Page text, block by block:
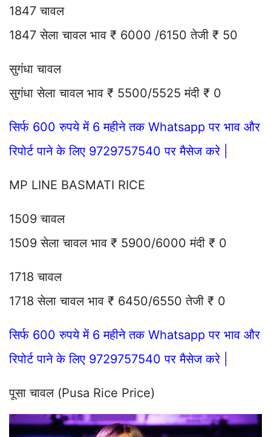
1847 चावल
1847 सेला चावल भाव ₹ 6000 /6150 तेजी ₹ 50
सुगंधा चावल
सुगंधा सेला चावल भाव ₹ 5500/5525 मंदी ₹ 0
सिर्फ 600 रुपये में 6 महीने तक Whatsapp पर भाव और
रिपोर्ट पाने के लिए 9729757540 पर मैसेज करे |
MP LINE BASMATI RICE
1509 चावल
1509 सेला चावल भाव ₹ 5900/6000 मंदी ₹ 0
1718 चावल
1718 सेला चावल भाव ₹ 6450/6550 तेजी ₹ 0
सिर्फ 600 रुपये में 6 महीने तक Whatsapp पर भाव और
रिपोर्ट पाने के लिए 9729757540 पर मैसेज करे |
पूसा चावल (Pusa Rice Price)